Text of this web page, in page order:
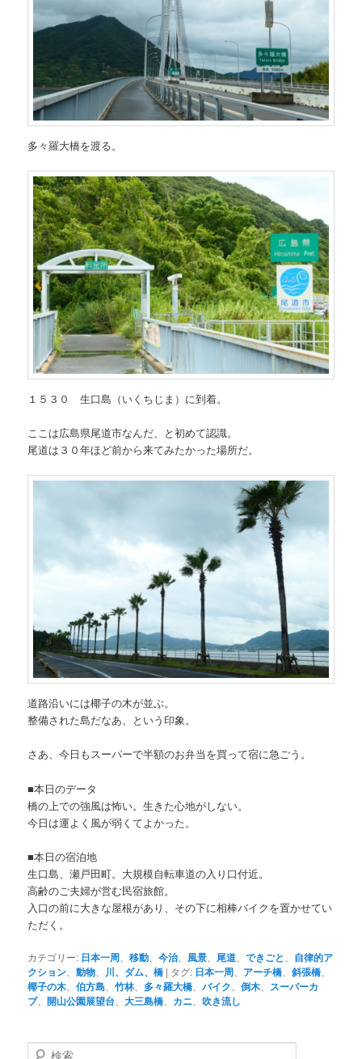
多々羅大橋を渡る。
１５３０ 生口島（いくちじま）に到着。
ここは広島県尾道市なんだ、と初めて認識。
尾道は３０年ほど前から来てみたかった場所だ。
道路沿いには椰子の木が並ぶ。
整備された島だなあ、という印象。
さあ、今日もスーパーで半額のお弁当を買って宿に急ごう。
■本日のデータ
橋の上での強風は怖い。生きた心地がしない。
今日は運よく風が弱くてよかった。
■本日の宿泊地
生口島、瀬戸田町。大規模自転車道の入り口付近。
高齢のご夫婦が営む民宿旅館。
入口の前に大きな屋根があり、その下に相棒バイクを置かせてい
ただく。
カテゴリー: 日本一周 、移動 、今治、 風景 尾道 、できごと
自律的ア
クション 、動物 川、ダム、橋 | タグ: 日本一周 アーチ橋 、斜張橋
椰子の木 、伯方島 、竹林、多々羅大橋 、バイク 、倒木
スーパーカ
ブ、開山公園展望台 、大三島橋 カニ 、吹き流し
検